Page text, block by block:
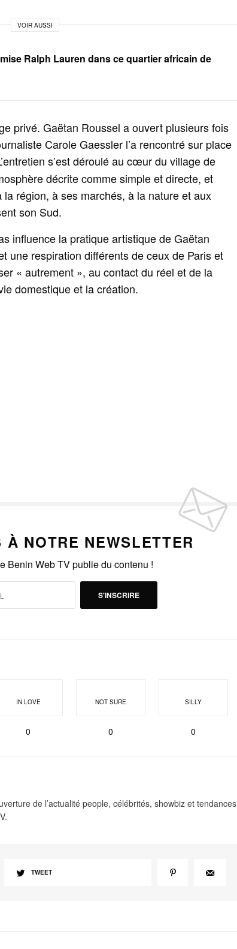
VOIR AUSSI
Ralph Lauren dans ce quartier africain de
privé. Gaëtan Roussel a ouvert plusieurs fois
Carole Gaessler l’a rencontré sur place
s’est déroulé au cœur du village de
décrite comme simple et directe, et
région, à ses marchés, à la nature et aux
son Sud.
influence la pratique artistique de Gaëtan
une respiration différents de ceux de Paris et
« autrement », au contact du réel et de la
domestique et la création.
À NOTRE NEWSLETTER
Benin Web TV publie du contenu !
S'INSCRIRE
IN LOVE
0
NOT SURE
0
SILLY
0
de l’actualité people, célébrités, showbiz et tendances
TWEET